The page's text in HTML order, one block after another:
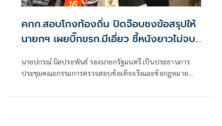
คกก.สอบโกงท้องถิ่น ปิดจ๊อบชงข้อสรุปให้
นายกฯ เผยบิ๊กขรก.มีเอี่ยว ชี้หนังยาวไม่จบ
นายปกรณ์ นิลประพันธ์ รองนายกรัฐมนตรี เป็นประธานการ
ประชุมคณะกรรมการตรวจสอบข้อเท็จจริงและข้อกฎหมาย